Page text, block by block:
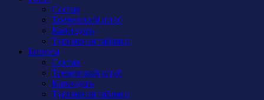
Состав
Тренерский штаб
Календарь
Турнирная таблица
Бирюса
Состав
Тренерский штаб
Календарь
Турнирная таблица